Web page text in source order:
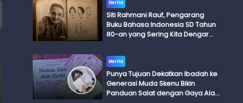
Berita
Siti Rahmani Rauf, Pengarang
Buku Bahasa Indonesia SD Tahun
80-an yang Sering Kita Dengar
Adik Budi
Berita
Punya Tujuan Dekatkan Ibadah ke
Generasi Muda Skenu Bikin
Panduan Salat dengan Gaya Ala